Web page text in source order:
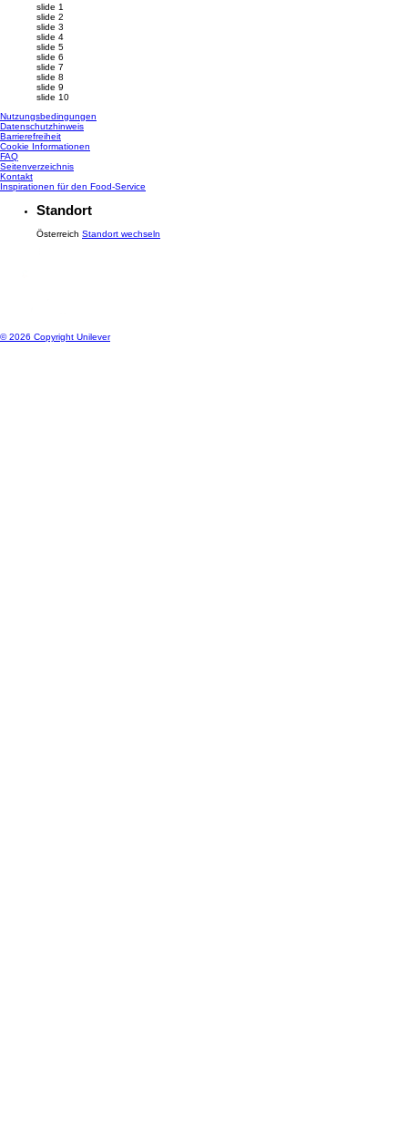
slide 1
slide 2
slide 3
slide 4
slide 5
slide 6
slide 7
slide 8
slide 9
slide 10
Nutzungsbedingungen
Datenschutzhinweis
Cookie-Einstellungen
Barrierefreiheit
Cookie Informationen
FAQ
Kontakt